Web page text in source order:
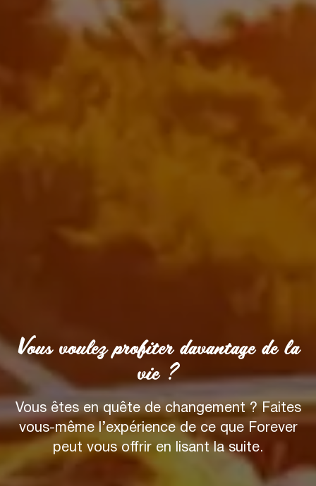
Vous voulez profiter davantage de la
vie ?
Vous êtes en quête de changement ? Faites
vous-même l’expérience de ce que Forever
peut vous offrir en lisant la suite.